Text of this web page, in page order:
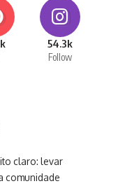
54.3k
Follow
claro: levar
comunidade